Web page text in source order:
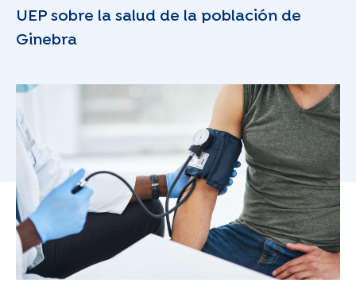
UEP sobre la salud de la población de
Ginebra